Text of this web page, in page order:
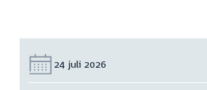
Datum:
24 juli 2026